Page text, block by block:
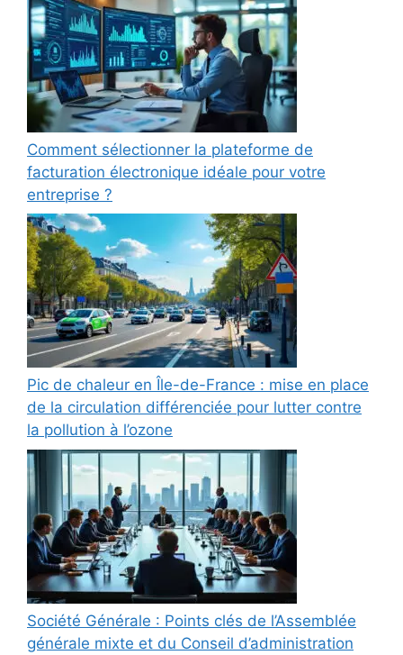
Comment sélectionner la plateforme de
facturation électronique idéale pour votre
entreprise ?
Pic de chaleur en Île-de-France : mise en place
de la circulation différenciée pour lutter contre
la pollution à l’ozone
Société Générale : Points clés de l’Assemblée
générale mixte et du Conseil d’administration